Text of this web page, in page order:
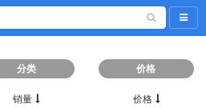
导航
分类 价格
销量 价格